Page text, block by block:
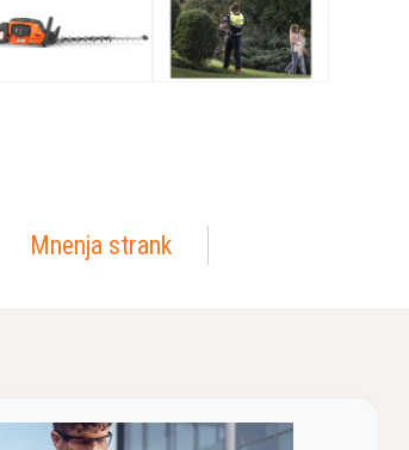
Mnenja strank